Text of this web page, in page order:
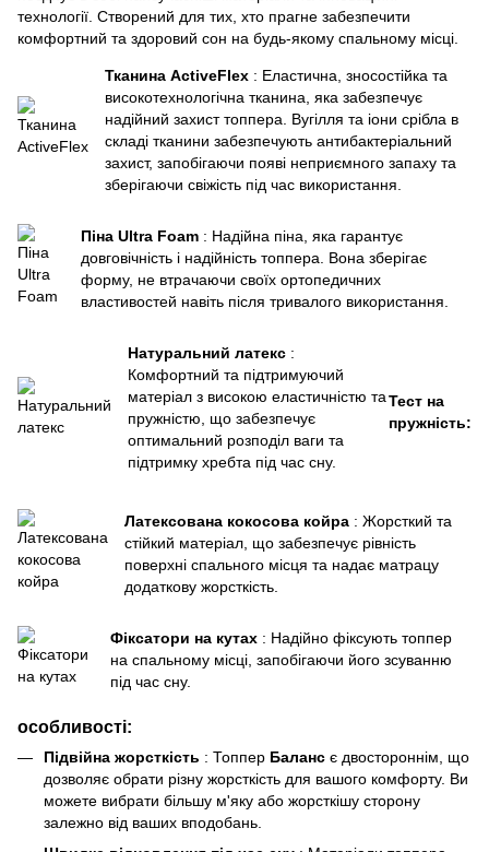
технології. Створений для тих, хто прагне забезпечити
комфортний та здоровий сон на будь-якому спальному місці.
Тканина ActiveFlex : Еластична, зносостійка та
високотехнологічна тканина, яка забезпечує
надійний захист топпера. Вугілля та іони срібла в
складі тканини забезпечують антибактеріальний
захист, запобігаючи появі неприємного запаху та
зберігаючи свіжість під час використання.
Піна Ultra Foam : Надійна піна, яка гарантує
довговічність і надійність топпера. Вона зберігає
форму, не втрачаючи своїх ортопедичних
властивостей навіть після тривалого використання.
Натуральний латекс :
Комфортний та підтримуючий
матеріал з високою еластичністю та
пружністю, що забезпечує
оптимальний розподіл ваги та
підтримку хребта під час сну.
Тест на
пружність:
Латексована кокосова койра : Жорсткий та
стійкий матеріал, що забезпечує рівність
поверхні спального місця та надає матрацу
додаткову жорсткість.
Фіксатори на кутах : Надійно фіксують топпер
на спальному місці, запобігаючи його зсуванню
під час сну.
особливості:
Підвійна жорсткість : Топпер Баланс є двостороннім, що
дозволяє обрати різну жорсткість для вашого комфорту. Ви
можете вибрати більшу м'яку або жорсткішу сторону
залежно від ваших вподобань.